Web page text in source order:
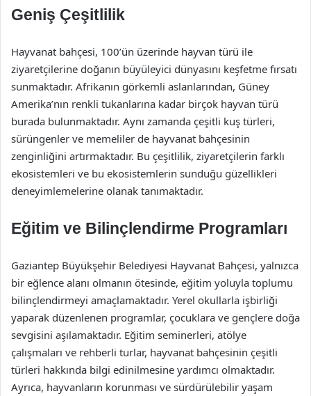
Geniş Çeşitlilik
Hayvanat bahçesi, 100’ün üzerinde hayvan türü ile
ziyaretçilerine doğanın büyüleyici dünyasını keşfetme fırsatı
sunmaktadır. Afrikanın görkemli aslanlarından, Güney
Amerika’nın renkli tukanlarına kadar birçok hayvan türü
burada bulunmaktadır. Aynı zamanda çeşitli kuş türleri,
sürüngenler ve memeliler de hayvanat bahçesinin
zenginliğini artırmaktadır. Bu çeşitlilik, ziyaretçilerin farklı
ekosistemleri ve bu ekosistemlerin sunduğu güzellikleri
deneyimlemelerine olanak tanımaktadır.
Eğitim ve Bilinçlendirme Programları
Gaziantep Büyükşehir Belediyesi Hayvanat Bahçesi, yalnızca
bir eğlence alanı olmanın ötesinde, eğitim yoluyla toplumu
bilinçlendirmeyi amaçlamaktadır. Yerel okullarla işbirliği
yaparak düzenlenen programlar, çocuklara ve gençlere doğa
sevgisini aşılamaktadır. Eğitim seminerleri, atölye
çalışmaları ve rehberli turlar, hayvanat bahçesinin çeşitli
türleri hakkında bilgi edinilmesine yardımcı olmaktadır.
Ayrıca, hayvanların korunması ve sürdürülebilir yaşam